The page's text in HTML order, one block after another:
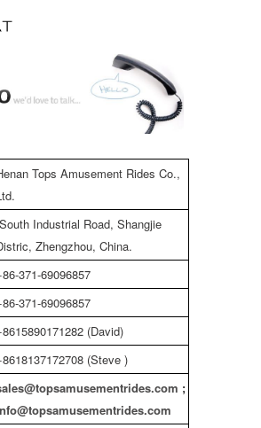
Tops Amusement Rides Co.,
South Industrial Road, Shangjie
Zhengzhou, China.
371-69096857
371-69096857
(David)
(Steve )
;